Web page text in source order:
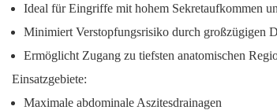
Ideal für Eingriffe mit hohem Sekretaufkommen
Minimiert Verstopfungsrisiko durch großzügigen
Ermöglicht Zugang zu tiefsten anatomischen
Einsatzgebiete:
Maximale abdominale Aszitesdrainagen